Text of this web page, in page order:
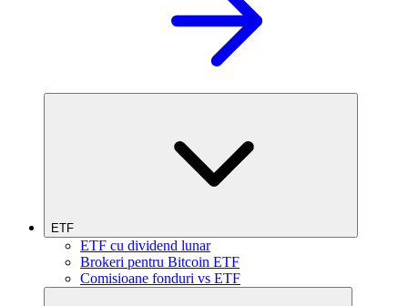
ETF
ETF cu dividend lunar
Brokeri pentru Bitcoin ETF
Comisioane fonduri vs ETF